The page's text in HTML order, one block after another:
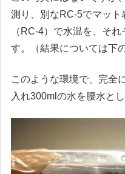
測り、別なRC-5でマッ
（RC-4）で水温を、そ
す。（結果については下
このような環境で、完全
入れ300mlの水を腰水と